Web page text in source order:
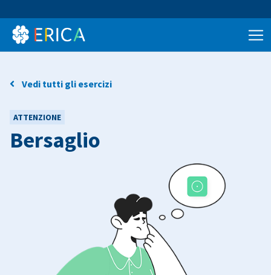
Vedi tutti gli esercizi
ATTENZIONE
Bersaglio